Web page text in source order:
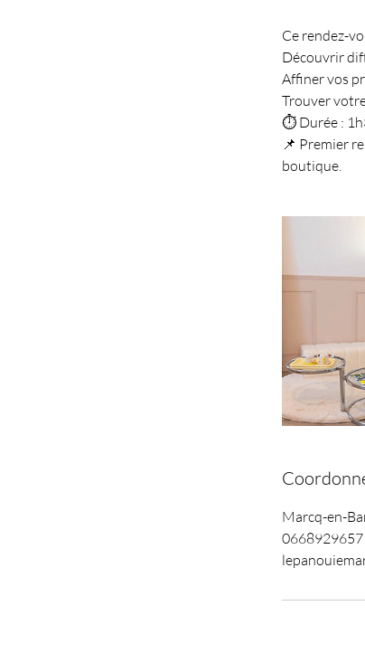
Ce rendez-
Découvrir
Affiner vos
Trouver
⏱ Durée :
📌 Premier
boutique.
Marcq-en-
0668929657